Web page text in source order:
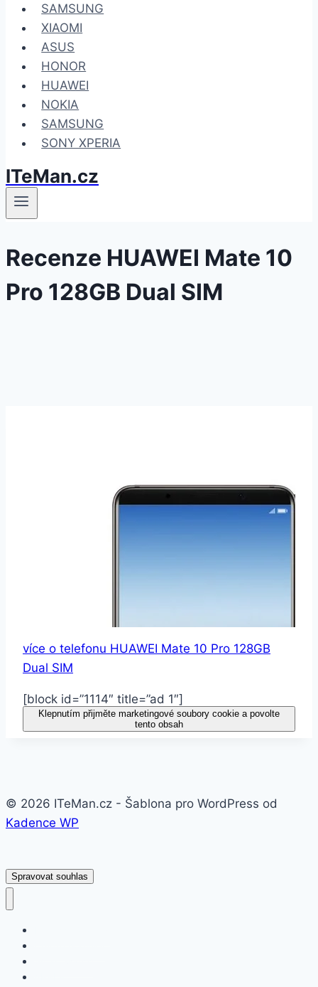
SAMSUNG
XIAOMI
ASUS
HONOR
HUAWEI
NOKIA
SAMSUNG
SONY XPERIA
ITeMan.cz
Recenze HUAWEI Mate 10
Pro 128GB Dual SIM
Klepnutím přijměte marketingové soubory cookie a povolte
tento obsah
více o telefonu HUAWEI Mate 10 Pro 128GB
Dual SIM
[block id=”1114″ title=”ad 1″]
© 2026 ITeMan.cz - Šablona pro WordPress od
Kadence WP
Spravovat souhlas